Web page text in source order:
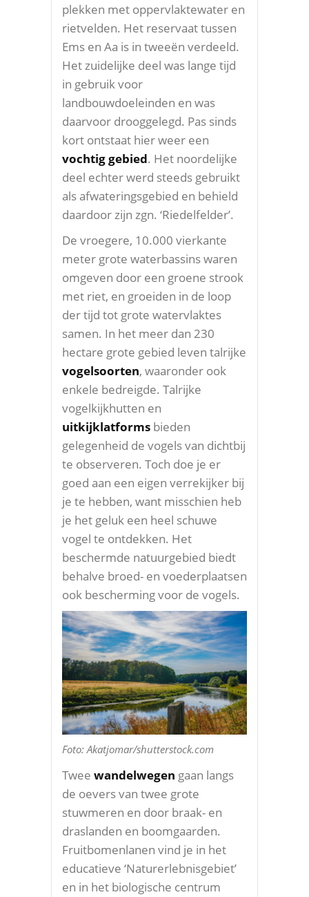
plekken met oppervlaktewater en
rietvelden. Het reservaat tussen
Ems en Aa is in tweeën verdeeld.
Het zuidelijke deel was lange tijd
in gebruik voor
landbouwdoeleinden en was
daarvoor drooggelegd. Pas sinds
kort ontstaat hier weer een
vochtig gebied. Het noordelijke
deel echter werd steeds gebruikt
als afwateringsgebied en behield
daardoor zijn zgn. ‘Riedelfelder’.
De vroegere, 10.000 vierkante
meter grote waterbassins waren
omgeven door een groene strook
met riet, en groeiden in de loop
der tijd tot grote watervlaktes
samen. In het meer dan 230
hectare grote gebied leven talrijke
vogelsoorten, waaronder ook
enkele bedreigde. Talrijke
vogelkijkhutten en
uitkijklatforms bieden
gelegenheid de vogels van dichtbij
te observeren. Toch doe je er
goed aan een eigen verrekijker bij
je te hebben, want misschien heb
je het geluk een heel schuwe
vogel te ontdekken. Het
beschermde natuurgebied biedt
behalve broed- en voederplaatsen
ook bescherming voor de vogels.
Foto: Akatjomar/shutterstock.com
Twee wandelwegen gaan langs
de oevers van twee grote
stuwmeren en door braak- en
draslanden en boomgaarden.
Fruitbomenlanen vind je in het
educatieve ‘Naturerlebnisgebiet’
en in het biologische centrum